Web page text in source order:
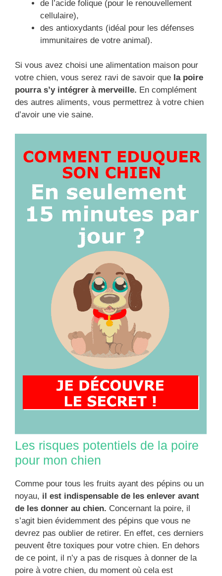
de l’acide folique (pour le renouvellement
cellulaire),
des antioxydants (idéal pour les défenses
immunitaires de votre animal).
Si vous avez choisi une alimentation maison pour
votre chien, vous serez ravi de savoir que la poire
pourra s’y intégrer à merveille. En complément
des autres aliments, vous permettrez à votre chien
d’avoir une vie saine.
Les risques potentiels de la poire
pour mon chien
Comme pour tous les fruits ayant des pépins ou un
noyau, il est indispensable de les enlever avant
de les donner au chien. Concernant la poire, il
s’agit bien évidemment des pépins que vous ne
devrez pas oublier de retirer. En effet, ces derniers
peuvent être toxiques pour votre chien. En dehors
de ce point, il n’y a pas de risques à donner de la
poire à votre chien, du moment où cela est